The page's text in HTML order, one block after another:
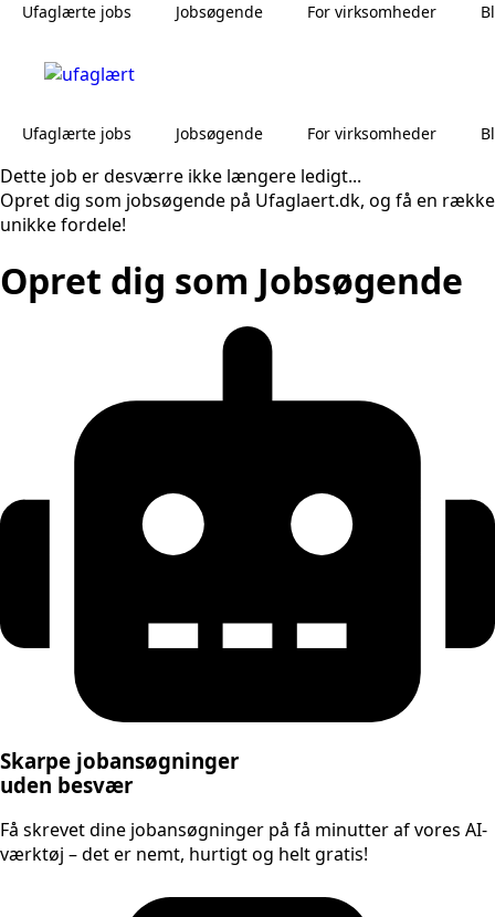
Ufaglærte jobs Jobsøgende For virksomheder
Ufaglærte jobs Jobsøgende For virksomheder
Dette job er desværre ikke længere ledigt...
Opret dig som jobsøgende på Ufaglaert.dk, og få en række
unikke fordele!
Opret dig som Jobsøgende
Skarpe jobansøgninger
uden besvær
Få skrevet dine jobansøgninger på få minutter af vores AI-
værktøj – det er nemt, hurtigt og helt gratis!